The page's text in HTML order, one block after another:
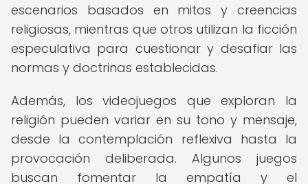
escenarios basados en mitos y creencias
religiosas, mientras que otros utilizan la ficción
especulativa para cuestionar y desafiar las
normas y doctrinas establecidas.
Además, los videojuegos que exploran la
religión pueden variar en su tono y mensaje,
desde la contemplación reflexiva hasta la
provocación deliberada. Algunos juegos
buscan fomentar la empatía y el